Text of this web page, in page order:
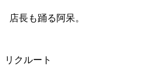
店長も踊る阿呆。
リクルート